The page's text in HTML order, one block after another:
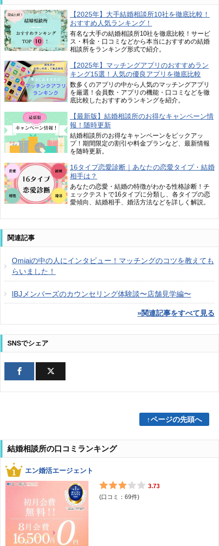
【2025年】大手結婚相談所10社を徹底比較！
おすすめ人気ランキング！
有名な大手の結婚相談所10社を徹底比較！サービ
ス・料金・口コミなどから本当におすすめの結婚
相談所をランキング形式で紹介。
【2025年】マッチングアプリのおすすめラン
キング15選！人気の優良アプリを徹底比較
数多くのアプリの中から人気のマッチングアプリ
を厳選！会員数・アプリの機能・口コミなどを徹
底比較したおすすめランキングを紹介。
【最新版】結婚相談所のお得なキャンペーン情
報！随時更新
結婚相談所のお得なキャンペーンをピックアッ
プ！期間限定の割引や料金プランなど、最新情報
を随時更新。
16タイプ恋愛診断｜あなたの恋愛タイプ・結婚
相手は？
あなたの恋愛・結婚の特徴がわかる性格診断！チ
ェックテストで16タイプに分類し、各タイプの恋
愛傾向、結婚相手、婚活方法などを詳しく解説。
関連記事
Omiaiの中の人にインタビュー！マッチングのコツを教えても
らいました！
IBJメンバーズのカウンセリング体験談〜店舗見学編〜
»関連記事をすべて見る
SNSでシェア
↑ページの先頭へ
結婚相談所の口コミランキング
エン婚活エージェント
3.73
(口コミ： 69件)